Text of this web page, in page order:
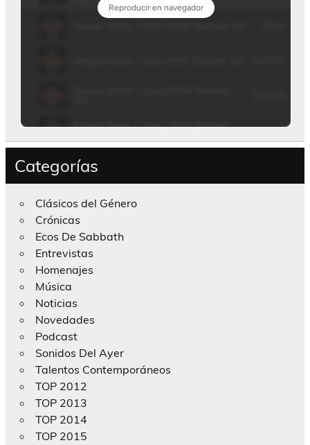
Categorías
Clásicos del Género
Crónicas
Ecos De Sabbath
Entrevistas
Homenajes
Música
Noticias
Novedades
Podcast
Sonidos Del Ayer
Talentos Contemporáneos
TOP 2012
TOP 2013
TOP 2014
TOP 2015